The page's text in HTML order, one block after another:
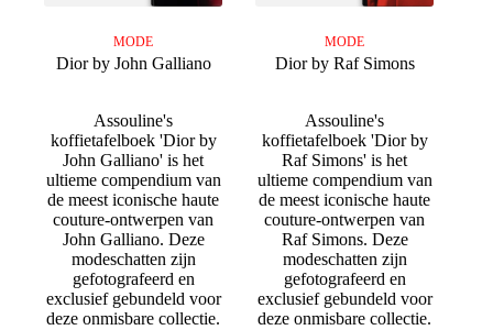
MODE
Dior by John Galliano
Assouline's
koffietafelboek 'Dior by
John Galliano' is het
ultieme compendium van
de meest iconische haute
couture-ontwerpen van
John Galliano. Deze
modeschatten zijn
gefotografeerd en
exclusief gebundeld voor
deze onmisbare collectie.
MODE
Dior by Raf Simons
Assouline's
koffietafelboek 'Dior by
Raf Simons' is het
ultieme compendium van
de meest iconische haute
couture-ontwerpen van
Raf Simons. Deze
modeschatten zijn
gefotografeerd en
exclusief gebundeld voor
deze onmisbare collectie.